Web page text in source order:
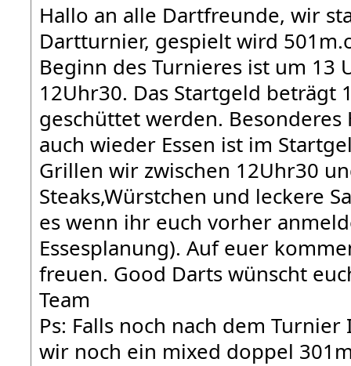
Hallo an alle Dartfreunde, wir
Dartturnier, gespielt wird
Beginn des Turnieres ist um 13
12Uhr30. Das Startgeld beträgt
geschüttet werden. Besonderes
auch wieder Essen ist im
Grillen wir zwischen 12Uhr30
Steaks,Würstchen und leckere
es wenn ihr euch vorher
Essesplanung). Auf euer
freuen. Good Darts wünscht
Ps: Falls noch nach dem
wir noch ein mixed doppel